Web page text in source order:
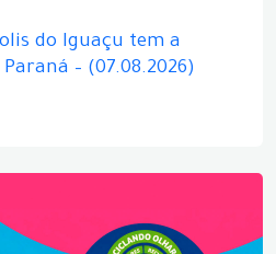
do Iguaçu tem a
– (07.08.2026)